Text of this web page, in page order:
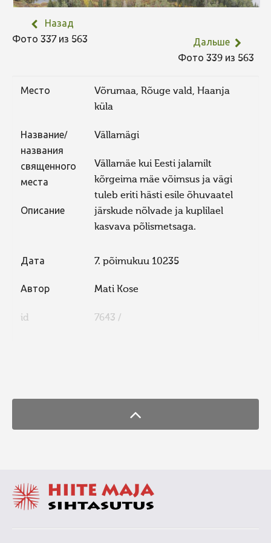
Назад
Фото 337 из 563
Дальше
Фото 339 из 563
Место
Võrumaa, Rõuge vald, Haanja
küla
Название/
названия
священного
места
Vällamägi
Описание
Vällamäe kui Eesti jalamilt
kõrgeima mäe võimsus ja vägi
tuleb eriti hästi esile õhuvaatel
järskude nõlvade ja kuplilael
kasvava põlismetsaga.
Дата 7. põimukuu 10235
Автор Mati Kose
id 7643 /